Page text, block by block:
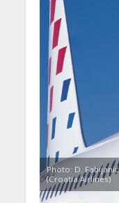
Photo: D. Fabijanić
(Croatia Airlines)